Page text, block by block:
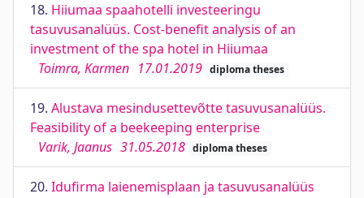
18. Hiiumaa spaahotelli investeeringu
tasuvusanalüüs. Cost-benefit analysis of an
investment of the spa hotel in Hiiumaa
Toimra, Karmen 17.01.2019 diploma theses
19. Alustava mesindusettevõtte tasuvusanalüüs.
Feasibility of a beekeeping enterprise
Varik, Jaanus 31.05.2018 diploma theses
20. Idufirma laienemisplaan ja tasuvusanalüüs